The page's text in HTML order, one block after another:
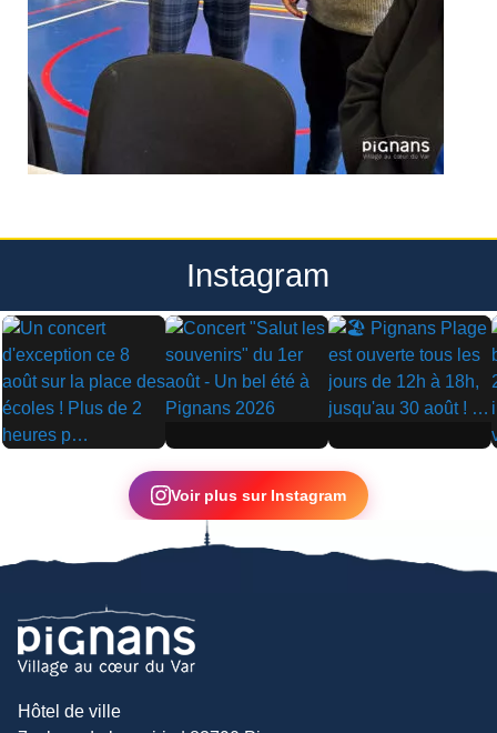
Instagram
▶
▶ ▶
Voir plus sur Instagram
Hôtel de ville